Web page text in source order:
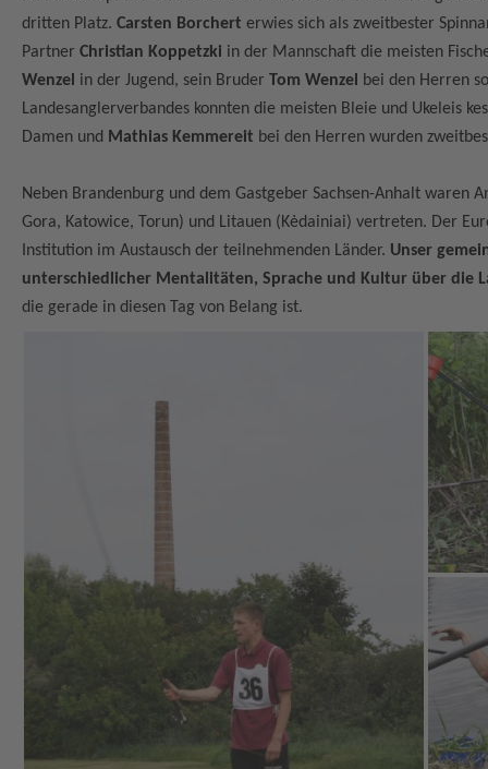
dritten Platz. Carsten Borchert erwies sich als zweitbester
Partner Christian Koppetzki in der Mannschaft die meisten
Wenzel in der Jugend, sein Bruder Tom Wenzel
bei den Herren
Landesanglerverbandes konnten die meisten Bleie und Ukeleis
Damen und Mathias Kemmereit bei den Herren wurden
Neben Brandenburg und dem Gastgeber Sachsen-Anhalt waren
Gora, Katowice, Torun) und Litauen (Kėdainiai) vertreten. Der
Institution im Austausch der teilnehmenden Länder. Unser
unterschiedlicher Mentalitäten, Sprache und Kultur über die
die gerade in diesen Tag von Belang ist.